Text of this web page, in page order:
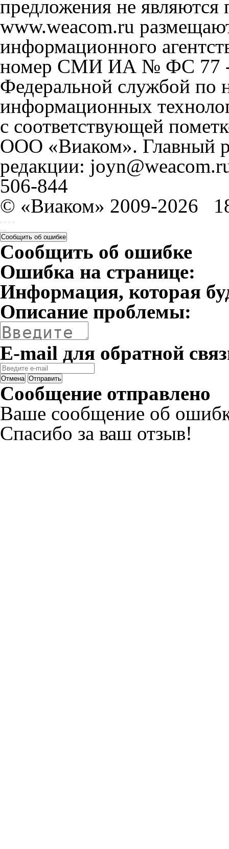
предложения не
www.weacom.ru
информационного
номер СМИ ИА № ФС 77 -
Федеральной службой по
информационных
с соответствующей
ООО «Виаком». Главный
редакции:
506-844
© «Виаком» 2009-2026
Сообщить об ошибке
Сообщить об ошибке
Ошибка на странице:
Информация, которая
Описание проблемы:
E-mail для обратной
Отмена Отправить
Сообщение отправлено
Ваше сообщение об
Спасибо за ваш отзыв!